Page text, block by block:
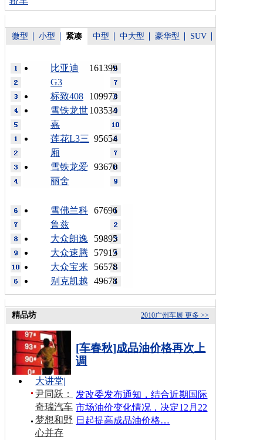
微型 小型 紧凑 中型 中大型 豪华型 SUV
161399
比亚迪
G3
109973
标致408
103534
雪铁龙世
嘉
95654
莲花L3三
厢
93670
雪铁龙爱
丽舍
67696
雪佛兰科
鲁兹
59895
大众朗逸
57915
大众速腾
56578
大众宝来
49678
别克凯越
更多 >>
2010广州车展
精品坊
[车春秋]成品油价格再次上
调
发改委发布通知，结合近期国际
市场油价变化情况，决定12月22
日起提高成品油价格…
大讲堂|
尹同跃：
奇瑞汽车
梦想和野
心并存